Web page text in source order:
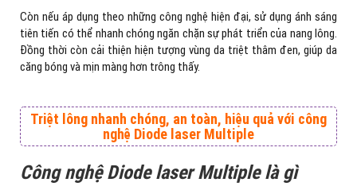
Còn nếu áp dụng theo những công nghệ hiện đại, sử dụng ánh sáng
tiên tiến có thể nhanh chóng ngăn chặn sự phát triển của nang lông.
Đồng thời còn cải thiện hiện tượng vùng da triệt thâm đen, giúp da
căng bóng và mịn màng hơn trông thấy.
Triệt lông nhanh chóng, an toàn, hiệu quả với công
nghệ Diode laser Multiple
Công nghệ Diode laser Multiple là gì